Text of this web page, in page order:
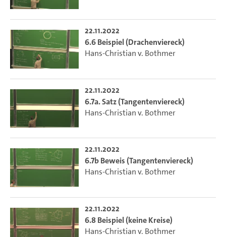
22.11.2022
6.6 Beispiel (Drachenviereck)
Hans-Christian v. Bothmer
22.11.2022
6.7a. Satz (Tangentenviereck)
Hans-Christian v. Bothmer
22.11.2022
6.7b Beweis (Tangentenviereck)
Hans-Christian v. Bothmer
22.11.2022
6.8 Beispiel (keine Kreise)
Hans-Christian v. Bothmer